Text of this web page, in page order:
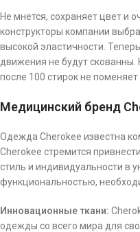
Не мнется, сохраняет цвет и
конструкторы компании
высокой эластичности.
движения не будут
после 100 стирок не поменяет
Медицинский бренд
Одежда Cherokee известна
Cherokee стремится
стиль и индивидуальности в
функциональностью,
Инновационныеткани:
одежды со всего мира для